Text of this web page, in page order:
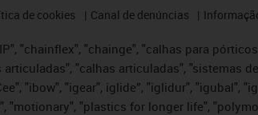
de cookies Canal de denúncias
"chainflex", "chainge", "calhas para
"calhas articuladas", "sistemas
"ibow", "igear", iglide”, "iglidur", "igubal",
"plastics for longer life",